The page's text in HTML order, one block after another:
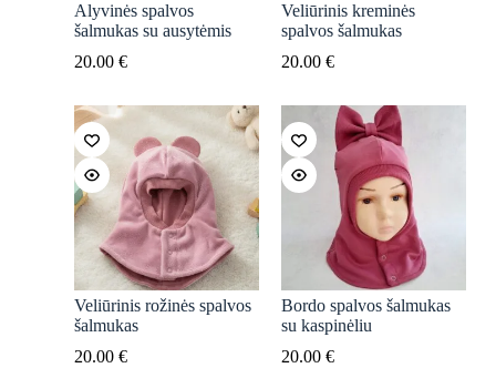
Alyvinės spalvos
šalmukas su ausytėmis
20.00 €
Veliūrinis kreminės
spalvos šalmukas
20.00 €
Veliūrinis rožinės spalvos
šalmukas
20.00 €
Bordo spalvos šalmukas
su kaspinėliu
20.00 €